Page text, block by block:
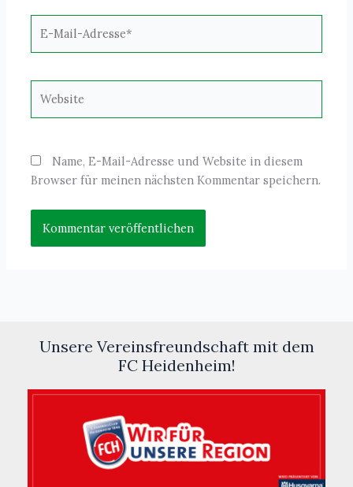
Mail-
Name, E-Mail-Adresse und Website in diesem
Browser für meinen nächsten Kommentar speichern.
Unsere Vereinsfreundschaft mit dem
FC Heidenheim!